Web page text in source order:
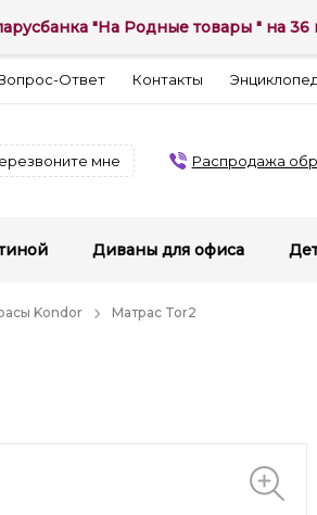
Ответ Контакты
мне Распродажа
Диваны для офиса
Kondor Матрас Tor2
"На Родные товары " на 36